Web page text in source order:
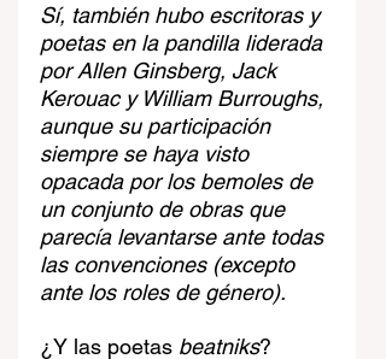
Sí, también hubo escritoras y
poetas en la pandilla liderada
por Allen Ginsberg, Jack
Kerouac y William Burroughs,
aunque su participación
siempre se haya visto
opacada por los bemoles de
un conjunto de obras que
parecía levantarse ante todas
las convenciones (excepto
ante los roles de género).
¿Y las poetas beatniks?